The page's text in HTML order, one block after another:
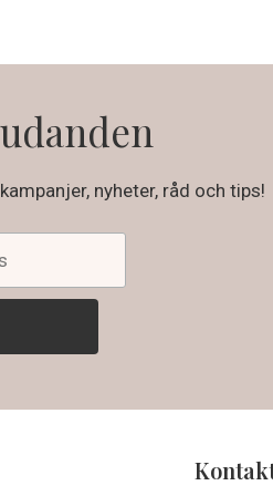
nyheter, råd och tips!